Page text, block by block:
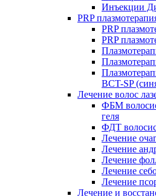
Инъекции
PRP
PRP
PRP
BCT-SP
Лечение волос
ФБМ
геля
ФДТ
Лечение
Лечение
Лечение
Лечение
Лечение
Лечение и